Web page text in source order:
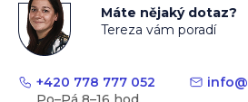
Máte nějaký dotaz?
Tereza vám poradí
+420 778 777 052 info@